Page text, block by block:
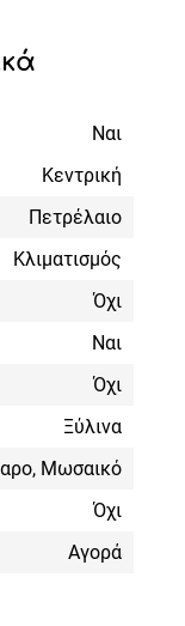
Ναι
Κεντρική
Πετρέλαιο
Κλιματισμός
Όχι
Ναι
Όχι
Ξύλινα
Μωσαικό
Όχι
Aγορά